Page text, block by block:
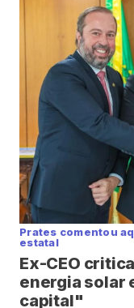
Prates comentou
estatal
Ex-CEO
energia solar
capital"